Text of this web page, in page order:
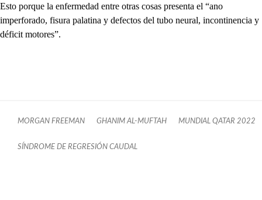
Esto porque la enfermedad entre otras cosas presenta el “ano
imperforado, fisura palatina y defectos del tubo neural, incontinencia y
déficit motores”.
MORGAN FREEMAN GHANIM AL-MUFTAH MUNDIAL QATAR 2022
SÍNDROME DE REGRESIÓN CAUDAL